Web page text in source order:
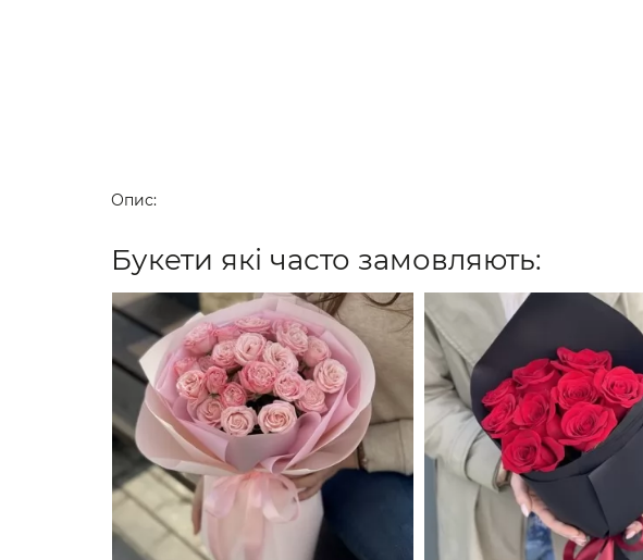
Опис:
Букети які часто замовляють: